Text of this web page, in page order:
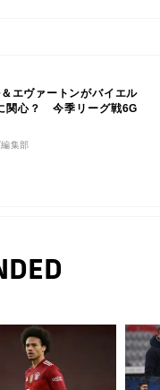
エヴァートンがバイエル
関心？ 今季リーグ戦6G
集部